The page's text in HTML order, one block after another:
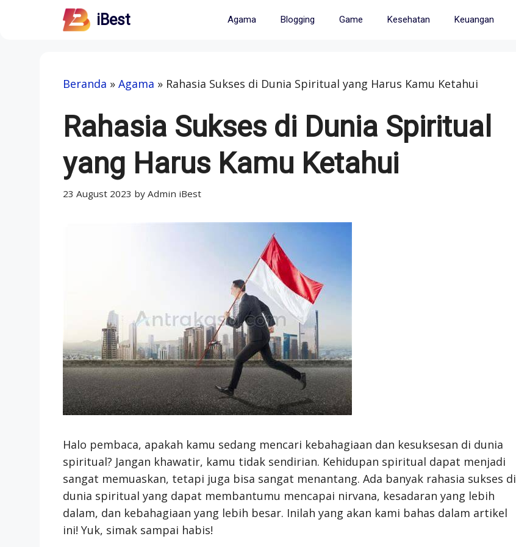
iBest Agama Blogging Game Kesehatan Keuangan
Beranda » Agama » Rahasia Sukses di Dunia Spiritual yang Harus Kamu Ketahui
Rahasia Sukses di Dunia Spiritual
yang Harus Kamu Ketahui
23 August 2023 by Admin iBest
Halo pembaca, apakah kamu sedang mencari kebahagiaan dan kesuksesan di dunia
spiritual? Jangan khawatir, kamu tidak sendirian. Kehidupan spiritual dapat menjadi
sangat memuaskan, tetapi juga bisa sangat menantang. Ada banyak rahasia sukses di
dunia spiritual yang dapat membantumu mencapai nirvana, kesadaran yang lebih
dalam, dan kebahagiaan yang lebih besar. Inilah yang akan kami bahas dalam artikel
ini! Yuk, simak sampai habis!